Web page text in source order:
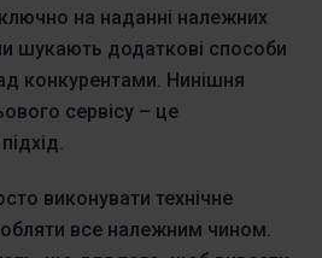
на наданні належних
шукають додаткові способи
конкурентами. Нинішня
сервісу – це
виконувати технічне
все належним чином.